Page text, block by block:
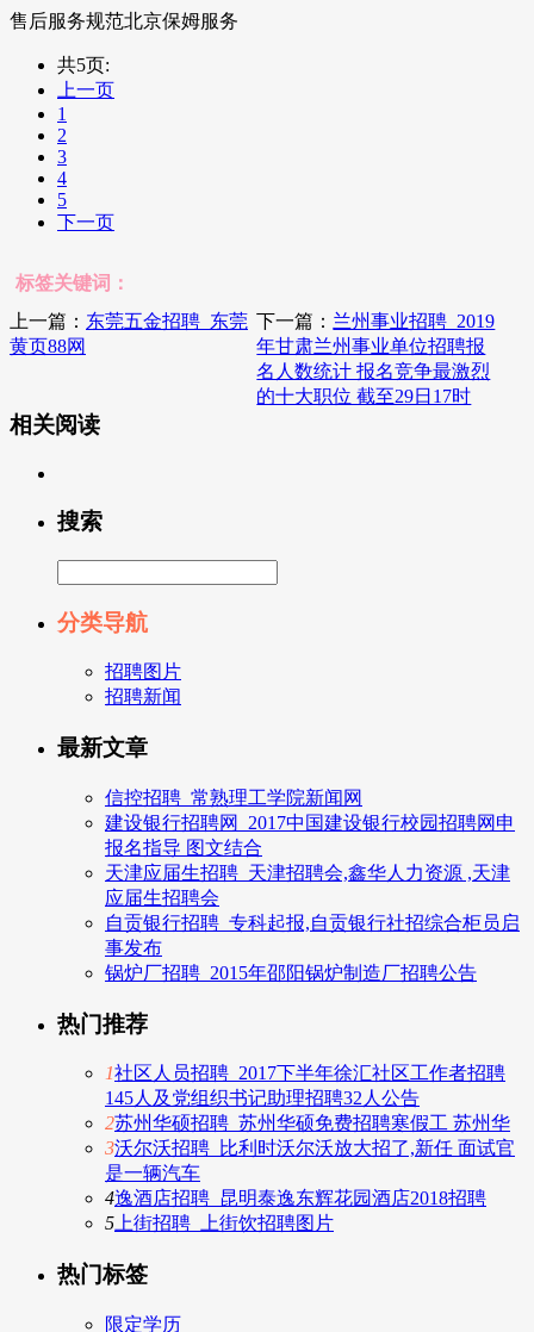
售后服务规范北京保姆服务
共5页:
上一页
1
2
3
4
5
下一页
标签关键词：
上一篇： 东莞五金招聘_东莞
黄页88网
下一篇： 兰州事业招聘_2019
年甘肃兰州事业单位招聘报
名人数统计 报名竞争最激烈
的十大职位 截至29日17时
相关阅读
搜索
分类导航
招聘图片
招聘新闻
最新文章
信控招聘_常熟理工学院新闻网
建设银行招聘网_2017中国建设银行校园招聘网申
报名指导 图文结合
天津应届生招聘_天津招聘会,鑫华人力资源 ,天津
应届生招聘会
自贡银行招聘_专科起报,自贡银行社招综合柜员启
事发布
锅炉厂招聘_2015年邵阳锅炉制造厂招聘公告
热门推荐
1社区人员招聘_2017下半年徐汇社区工作者招聘
145人及党组织书记助理招聘32人公告
2苏州华硕招聘_苏州华硕免费招聘寒假工 苏州华
3沃尔沃招聘_比利时沃尔沃放大招了,新任 面试官
是一辆汽车
4逸酒店招聘_昆明泰逸东辉花园酒店2018招聘
5 上街招聘_上街饮招聘图片
热门标签
限定学历